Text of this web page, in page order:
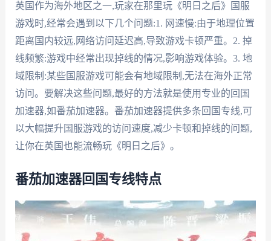
英国作为海外地区之一,玩家在那里玩《明日之后》国服
游戏时,经常会遇到以下几个问题:1. 网速慢:由于地理位置
距离国内较远,网络访问延迟高,导致游戏卡顿严重。2. 掉
线频繁:游戏中经常出现掉线的情况,影响游戏体验。3. 地
域限制:某些国服游戏可能会有地域限制,无法在海外正常
访问。要解决这些问题,最好的方法就是使用专业的回国
加速器,如番茄加速器。番茄加速器提供多条回国专线,可
以大幅提升国服游戏的访问速度,减少卡顿和掉线的问题,
让你在英国也能流畅玩《明日之后》。
番茄加速器回国专线特点